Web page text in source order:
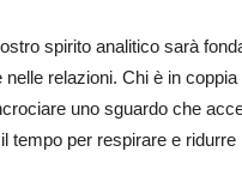
spirito analitico sarà
relazioni. Chi è in
uno sguardo che
tempo per respirare e ridurre